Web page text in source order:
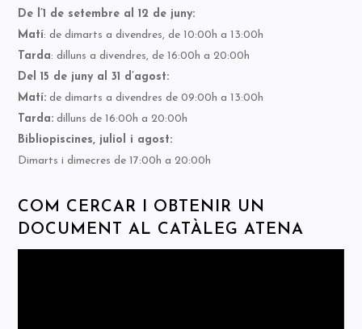
De l’1 de setembre al 12 de juny:
Matí: de dimarts a divendres, de 10:00h a 13:00h
Tarda: dilluns a divendres, de 16:00h a 20:00h
Del 15 de juny al 31 d’agost:
Matí: de dimarts a divendres de 09:00h a 13:00h
Tarda: dilluns de 16:00h a 20:00h
Bibliopiscines, juliol i agost:
Dimarts i dimecres de 17:00h a 20:00h
COM CERCAR I OBTENIR UN
DOCUMENT AL CATÀLEG ATENA